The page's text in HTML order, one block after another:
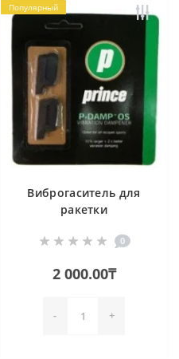
Популярный
Виброгаситель для
ракетки
0
2 000.00₸
- +